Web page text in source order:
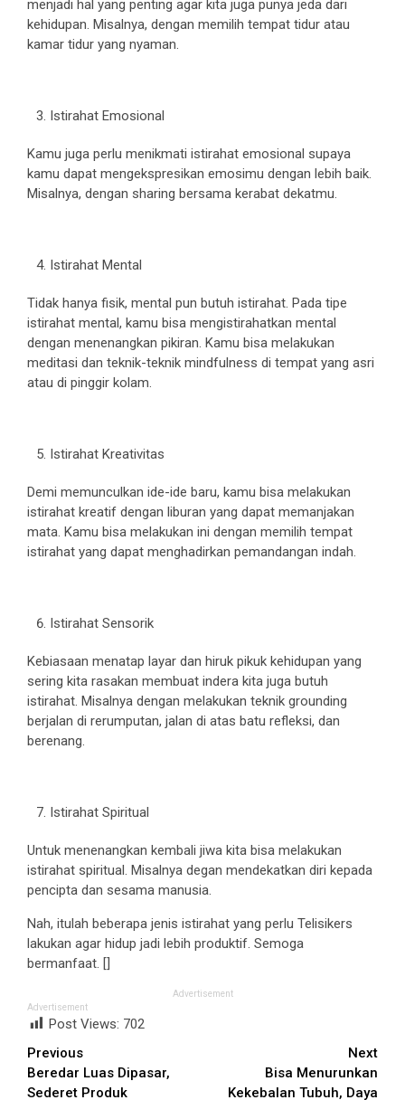
menjadi hal yang penting agar kita juga punya jeda dari
kehidupan. Misalnya, dengan memilih tempat tidur atau
kamar tidur yang nyaman.
Istirahat Emosional
Kamu juga perlu menikmati istirahat emosional supaya
kamu dapat mengekspresikan emosimu dengan lebih baik.
Misalnya, dengan sharing bersama kerabat dekatmu.
Istirahat Mental
Tidak hanya fisik, mental pun butuh istirahat. Pada tipe
istirahat mental, kamu bisa mengistirahatkan mental
dengan menenangkan pikiran. Kamu bisa melakukan
meditasi dan teknik-teknik mindfulness di tempat yang asri
atau di pinggir kolam.
Istirahat Kreativitas
Demi memunculkan ide-ide baru, kamu bisa melakukan
istirahat kreatif dengan liburan yang dapat memanjakan
mata. Kamu bisa melakukan ini dengan memilih tempat
istirahat yang dapat menghadirkan pemandangan indah.
Istirahat Sensorik
Kebiasaan menatap layar dan hiruk pikuk kehidupan yang
sering kita rasakan membuat indera kita juga butuh
istirahat. Misalnya dengan melakukan teknik grounding
berjalan di rerumputan, jalan di atas batu refleksi, dan
berenang.
Istirahat Spiritual
Untuk menenangkan kembali jiwa kita bisa melakukan
istirahat spiritual. Misalnya degan mendekatkan diri kepada
pencipta dan sesama manusia.
Nah, itulah beberapa jenis istirahat yang perlu Telisikers
lakukan agar hidup jadi lebih produktif. Semoga
bermanfaat. []
Advertisement
Advertisement
Post Views: 702
Continue
Reading
Previous
Beredar Luas Dipasar,
Sederet Produk
Next
Bisa Menurunkan
Kekebalan Tubuh, Daya